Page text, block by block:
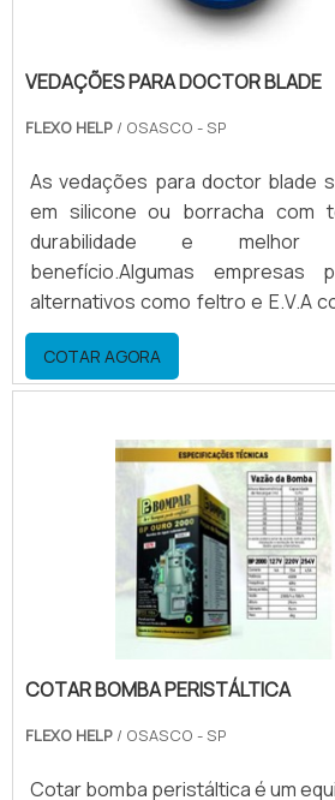
VEDAÇÕES PARA DOCTOR BLADE
FLEXO HELP / OSASCO - SP
As vedações para doctor blade
em silicone ou borracha com
durabilidade e melhor
benefício.Algumas empresas
alternativos como feltro e E.V.A
marcas com garantia.Maiores
vedaçõesA vedação para doctor
descartável, porque sofre
mantém parada enquanto o
girando, o que gera.
COTAR AGORA
COTAR BOMBA PERISTÁLTICA
FLEXO HELP / OSASCO - SP
Cotar bomba peristáltica é um